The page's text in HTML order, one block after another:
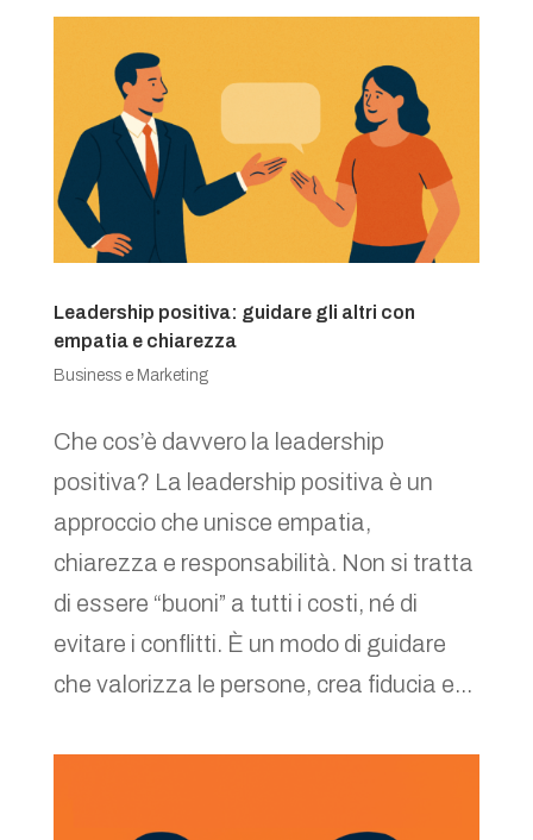
Leadership positiva: guidare gli altri con
empatia e chiarezza
Business e Marketing
Che cos’è davvero la leadership
positiva? La leadership positiva è un
approccio che unisce empatia,
chiarezza e responsabilità. Non si tratta
di essere “buoni” a tutti i costi, né di
evitare i conflitti. È un modo di guidare
che valorizza le persone, crea fiducia e...